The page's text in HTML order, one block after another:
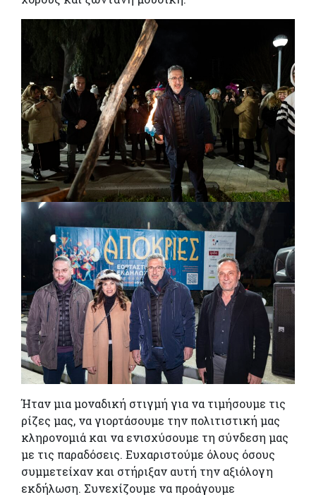
Ήταν μια μοναδική στιγμή για να τιμήσουμε τις
ρίζες μας, να γιορτάσουμε την πολιτιστική μας
κληρονομιά και να ενισχύσουμε τη σύνδεση μας
με τις παραδόσεις. Ευχαριστούμε όλους όσους
συμμετείχαν και στήριξαν αυτή την αξιόλογη
εκδήλωση. Συνεχίζουμε να προάγουμε